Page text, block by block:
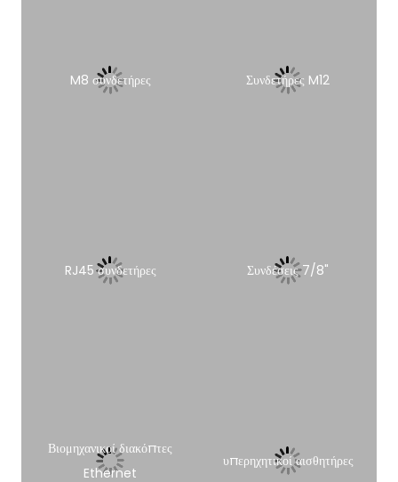
M8 συνδετήρες Συνδετήρες M12
RJ45 συνδετήρες Συνδέσεις 7/8"
Βιομηχανικοί διακόπτες
Ethernet
υπερηχητικοί αισθητήρες